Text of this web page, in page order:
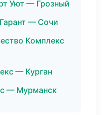
Уют — Грозный
— Сочи
Комплекс
— Курган
— Мурманск